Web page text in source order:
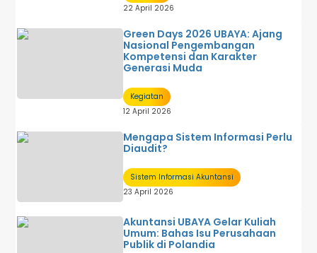
22 April 2026
Green Days 2026 UBAYA: Ajang
Nasional Pengembangan
Kompetensi dan Karakter
Generasi Muda
Kegiatan
12 April 2026
Mengapa Sistem Informasi Perlu
Diaudit?
Sistem Informasi Akuntansi
23 April 2026
Akuntansi UBAYA Gelar Kuliah
Umum: Bahas Isu Perusahaan
Publik di Polandia